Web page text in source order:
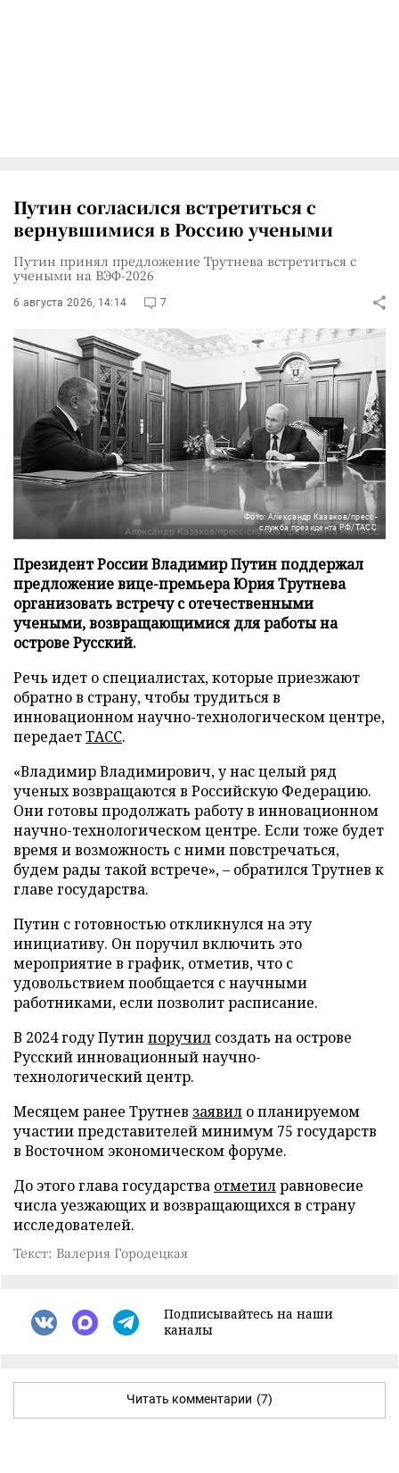
Путин согласился встретиться с
вернувшимися в Россию учеными
Путин принял предложение Трутнева встретиться с
учеными на ВЭФ-2026
6 августа 2026, 14:14 7
Фото: Александр Казаков/пресс-
служба президента РФ/ТАСС
Президент России Владимир Путин поддержал
предложение вице-премьера Юрия Трутнева
организовать встречу с отечественными
учеными, возвращающимися для работы на
острове Русский.
Речь идет о специалистах, которые приезжают
обратно в страну, чтобы трудиться в
инновационном научно-технологическом центре,
передаетТАСС.
«Владимир Владимирович, у нас целый ряд
ученых возвращаются в Российскую Федерацию.
Они готовы продолжать работу в инновационном
научно-технологическом центре. Если тоже будет
время и возможность с ними повстречаться,
будем рады такой встрече», – обратился Трутнев к
главе государства.
Путин с готовностью откликнулся на эту
инициативу. Он поручил включить это
мероприятие в график, отметив, что с
удовольствием пообщается с научными
работниками, если позволит расписание.
В 2024 году Путин поручил создать на острове
Русский инновационный научно-
технологический центр.
Месяцем ранее Трутнев заявил о планируемом
участии представителей минимум 75 государств
в Восточном экономическом форуме.
До этого глава государства отметилравновесие
числа уезжающих и возвращающихся в страну
исследователей.
Текст: Валерия Городецкая
Подписывайтесь на наши
каналы
Читать комментарии (7)